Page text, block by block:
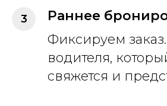
Раннее
Фиксируем
водителя,
свяжется и